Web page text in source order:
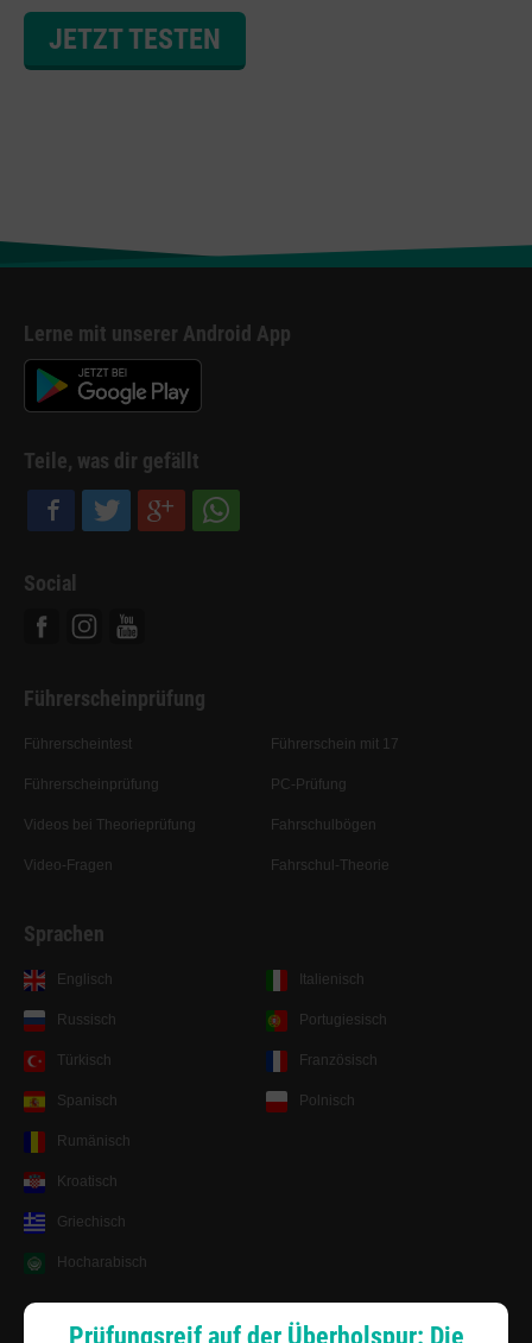
JETZT TESTEN
Prüfungsreif auf der Überholspur: Die
Lerne mit unserer Android App
Teile, was dir gefällt
Social
Führerscheinprüfung
Führerscheintest
Führerscheinprüfung
Videos bei Theorieprüfung
Video-Fragen
Führerschein mit 17
PC-Prüfung
Fahrschulbögen
Fahrschul-Theorie
Sprachen
Englisch
Russisch
Türkisch
Spanisch
Italienisch
Portugiesisch
Französisch
Polnisch
Rumänisch
Kroatisch
Griechisch
Hocharabisch
Lernsystem